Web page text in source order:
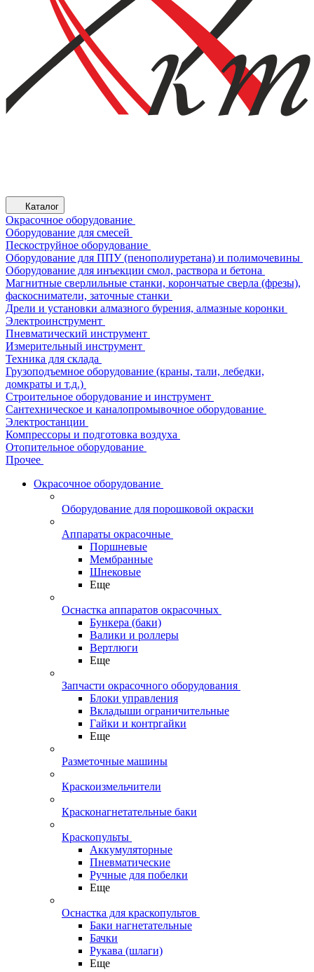
Каталог
Окрасочное оборудование
Оборудование для смесей
Пескоструйное оборудование
Оборудование для ППУ (пенополиуретана) и полимочевины
Оборудование для инъекции смол, раствора и бетона
Магнитные сверлильные станки, корончатые сверла (фрезы),
фаскосниматели, заточные станки
Дрели и установки алмазного бурения, алмазные коронки
Электроинструмент
Пневматический инструмент
Измерительный инструмент
Техника для склада
Грузоподъемное оборудование (краны, тали, лебедки,
домкраты и т.д.)
Строительное оборудование и инструмент
Сантехническое и каналопромывочное оборудование
Электростанции
Компрессоры и подготовка воздуха
Отопительное оборудование
Прочее
Окрасочное оборудование
Оборудование для порошковой окраски
Аппараты окрасочные
Поршневые
Мембранные
Шнековые
Еще
Оснастка аппаратов окрасочных
Бункера (баки)
Валики и роллеры
Вертлюги
Еще
Запчасти окрасочного оборудования
Блоки управления
Вкладыши ограничительные
Гайки и контргайки
Еще
Разметочные машины
Краскоизмельчители
Красконагнетательные баки
Краскопульты
Аккумуляторные
Пневматические
Ручные для побелки
Еще
Оснастка для краскопультов
Баки нагнетательные
Бачки
Рукава (шлаги)
Еще